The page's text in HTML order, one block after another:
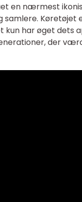
en nærmest
samlere. Køretøjet
kun har øget dets
der